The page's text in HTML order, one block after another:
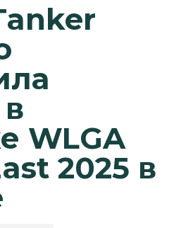
WLGA
2025 в